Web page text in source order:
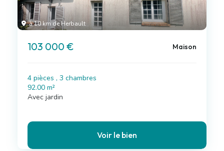
à 10 km de Herbault
103 000 € Maison
4 pièces , 3 chambres
92.00 m²
Avec jardin
Voir le bien